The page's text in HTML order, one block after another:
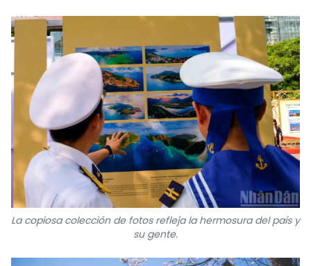
La copiosa colección de fotos refleja la hermosura del país y
su gente.